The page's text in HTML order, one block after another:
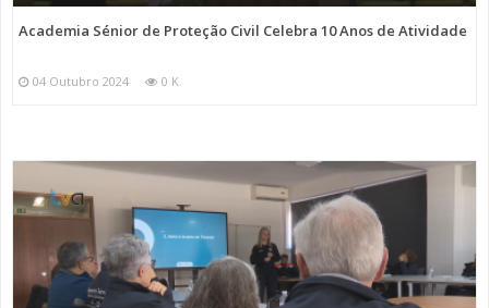
Academia Sénior de Proteção Civil Celebra 10 Anos de Atividade
04 Outubro 2024 0 K